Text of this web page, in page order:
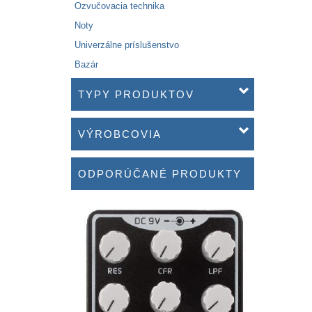
Ozvučovacia technika
Noty
Univerzálne príslušenstvo
Bazár
TYPY PRODUKTOV
VÝROBCOVIA
ODPORÚČANÉ PRODUKTY